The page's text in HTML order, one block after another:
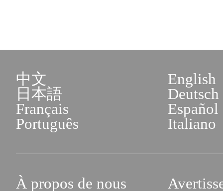
中文
English
日本語
Deutsch
Français
Español
Português
Italiano
À propos de nous